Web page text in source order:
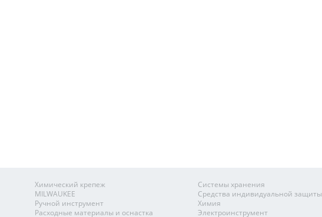
Химический крепеж
MILWAUKEE
Ручной инструмент
Расходные материалы и оснастка
Системы хранения
Средства индивидуальной защиты
Химия
Электроинструмент